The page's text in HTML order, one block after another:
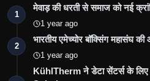
1
मेवाड़ की धरती से समाज को नई
1 year ago
2
भारतीय एमेच्योर बॉक्सिंग महासंघ
1 year ago
KühlTherm ने डेटा सेंटर्स के